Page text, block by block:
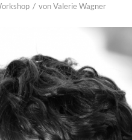
/ vonValerie Wagner